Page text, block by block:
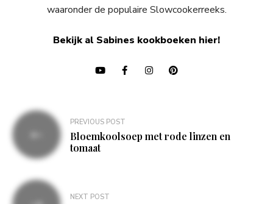
waaronder de populaire Slowcookerreeks.
Bekijk al Sabines kookboeken hier!
Bericht
navigatie
PREVIOUS POST
Bloemkoolsoep met rode linzen en
tomaat
NEXT POST